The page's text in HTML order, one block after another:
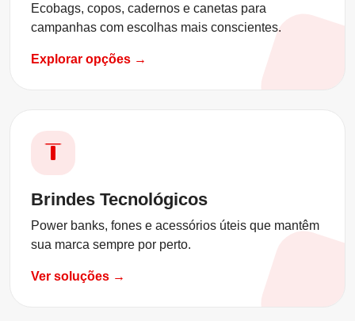
Visualizar
Visualizar
Visualizar
Visualizar
Visualizar
Visualizar
Visualizar
Visualizar
Ecobags, copos, cadernos e canetas para
campanhas com escolhas mais conscientes.
Explorar opções →
Brindes Tecnológicos
Power banks, fones e acessórios úteis que mantêm
sua marca sempre por perto.
Ver soluções →